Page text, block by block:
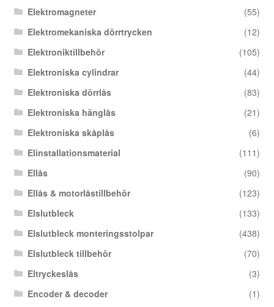
Elektromagneter
(55)
Elektromekaniska dörrtrycken
(12)
Elektroniktillbehör
(105)
Elektroniska cylindrar
(44)
Elektroniska dörrlås
(83)
Elektroniska hänglås
(21)
Elektroniska skåplås
(6)
Elinstallationsmaterial
(111)
Ellås
(90)
Ellås & motorlåstillbehör
(123)
Elslutbleck
(133)
Elslutbleck monteringsstolpar
(438)
Elslutbleck tillbehör
(70)
Eltryckeslås
(3)
Encoder & decoder
(1)